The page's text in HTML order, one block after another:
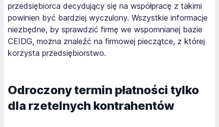
przedsiębiorca decydujący się na współpracę z takimi
powinien być bardziej wyczulony. Wszystkie informacje
niezbędne, by sprawdzić firmę we wspomnianej bazie
CEIDG, można znaleźć na firmowej pieczątce, z której
korzysta przedsiębiorstwo.
Odroczony termin płatności tylko
dla rzetelnych kontrahentów